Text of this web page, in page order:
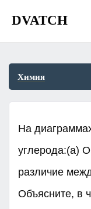
DVATCH
Химия
На
углерода:(a)
различие
Объясните, в